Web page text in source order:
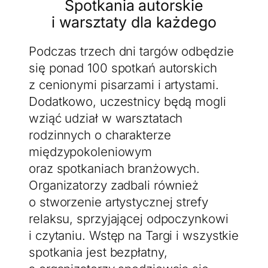
Spotkania autorskie
i warsztaty dla każdego
Podczas trzech dni targów odbędzie
się ponad 100 spotkań autorskich
z cenionymi pisarzami i artystami.
Dodatkowo, uczestnicy będą mogli
wziąć udział w warsztatach
rodzinnych o charakterze
międzypokoleniowym
oraz spotkaniach branżowych.
Organizatorzy zadbali również
o stworzenie artystycznej strefy
relaksu, sprzyjającej odpoczynkowi
i czytaniu. Wstęp na Targi i wszystkie
spotkania jest bezpłatny,
Jeżeli tutaj zaglądasz, to znak, że cenisz swoją prywatność.
Wychodząc naprzeciw Twoim oczekiwaniom, na tej stronie
został wdrożony mechanizm, który pozwala Ci kontrolować
wykorzystywanie plików cookies oraz innych technologii
śledzących.
Pliki cookies własne wykorzystywane są na tej stronie w celu